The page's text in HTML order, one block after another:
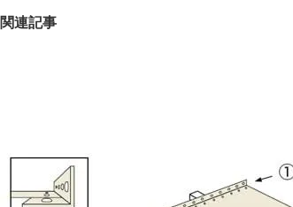
関連記事